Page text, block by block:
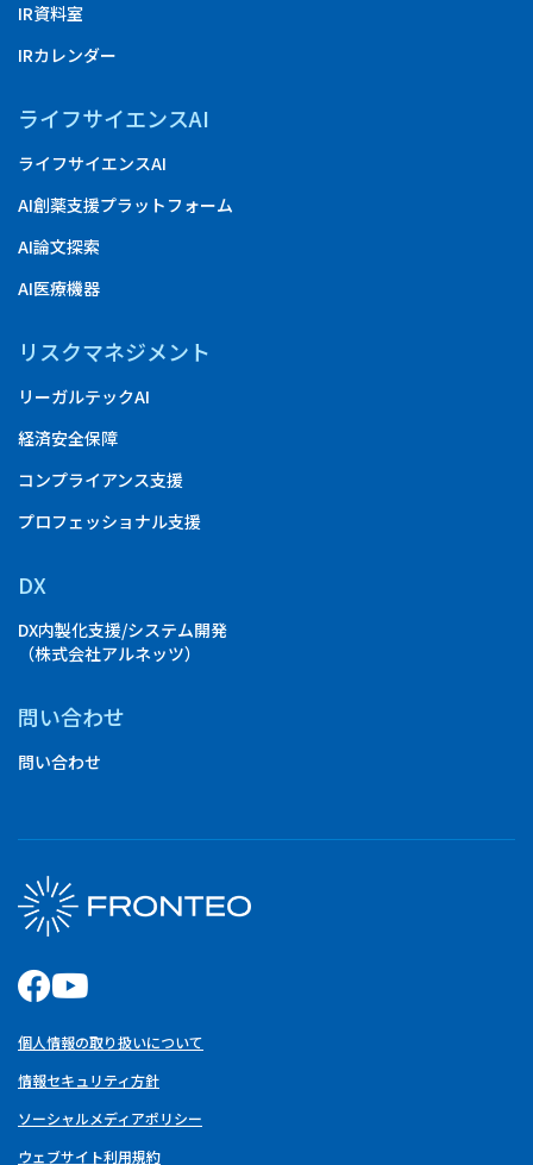
IR資料室
IRカレンダー
ライフサイエンスAI
ライフサイエンスAI
AI創薬支援プラットフォーム
AI論文探索
AI医療機器
リスクマネジメント
リーガルテックAI
経済安全保障
コンプライアンス支援
プロフェッショナル支援
DX
DX内製化支援/システム開発
（株式会社アルネッツ）
問い合わせ
問い合わせ
個人情報の取り扱いについて
情報セキュリティ方針
ソーシャルメディアポリシー
ウェブサイト利用規約